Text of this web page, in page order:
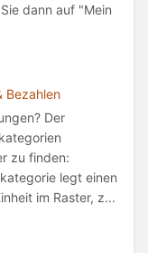
dann auf "Mein
Bezahlen
Der
zu finden:
legt einen
im Raster, z...